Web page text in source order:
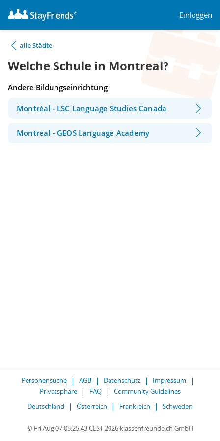
Einloggen
alle Städte
Welche Schule in Montreal?
Andere Bildungseinrichtung
Montréal - LSC Language Studies Canada
Montreal - GEOS Language Academy
Personensuche AGB Datenschutz
Impressum
Privatsphäre
FAQ
Community Guidelines
Deutschland
Österreich Frankreich Schweden
© Fri Aug 07 05:25:43 CEST 2026 klassenfreunde.ch GmbH